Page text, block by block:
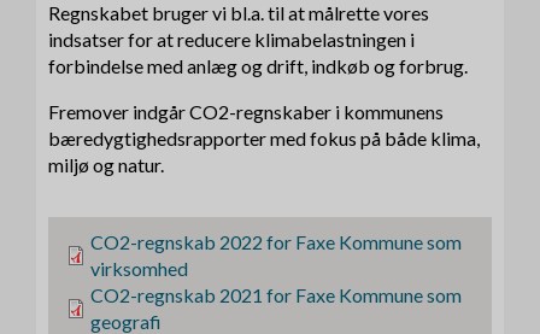
Regnskabet bruger vi bl.a. til at målrette vores
indsatser for at reducere klimabelastningen i
forbindelse med anlæg og drift, indkøb og forbrug.
Fremover indgår CO2-regnskaber i kommunens
bæredygtighedsrapporter med fokus på både klima,
miljø og natur.
CO2-regnskab 2022 for Faxe Kommune som
virksomhed
CO2-regnskab 2021 for Faxe Kommune som
geografi